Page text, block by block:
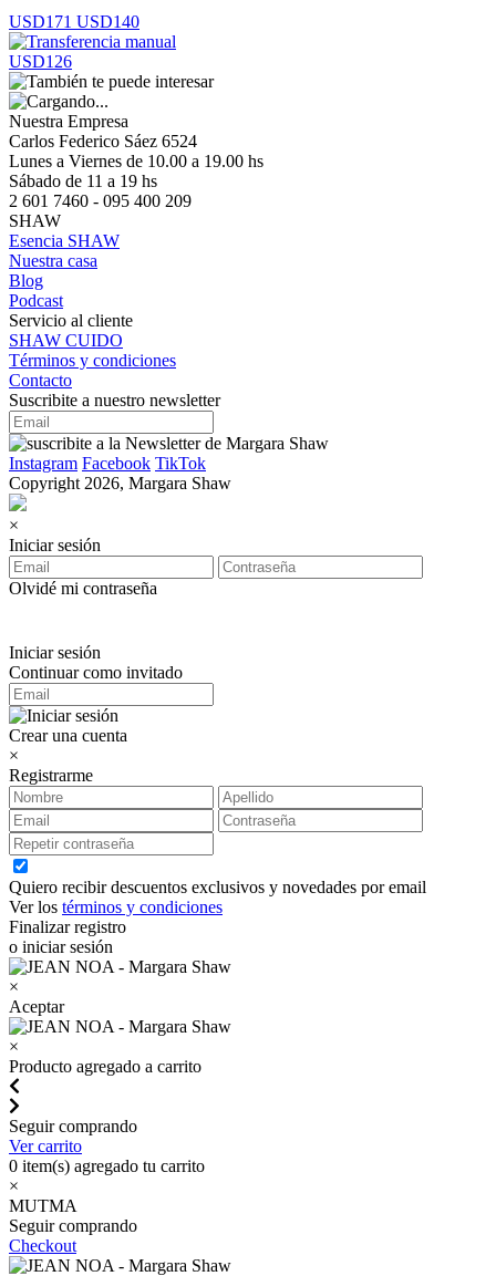
USD171 USD140
USD126
Nuestra Empresa
Carlos Federico Sáez 6524
Lunes a Viernes de 10.00 a 19.00 hs
Sábado de 11 a 19 hs
2 601 7460 - 095 400 209
SHAW
Esencia SHAW
Nuestra casa
Blog
Podcast
Servicio al cliente
SHAW CUIDO
Términos y condiciones
Contacto
Suscribite a nuestro newsletter
Instagram Facebook TikTok
Copyright 2026, Margara Shaw
×
Iniciar sesión
Olvidé mi contraseña
Iniciar sesión
Continuar como invitado
Crear una cuenta
×
Registrarme
Quiero recibir descuentos exclusivos y novedades por email
Ver los términos y condiciones
Finalizar registro
o iniciar sesión
×
Aceptar
×
Producto agregado a carrito
Seguir comprando
Ver carrito
0 item(s) agregado tu carrito
×
MUTMA
Seguir comprando
Checkout